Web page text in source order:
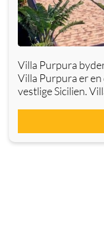
Villa Purpura
Villa Purpura er
vestlige Sicilien.